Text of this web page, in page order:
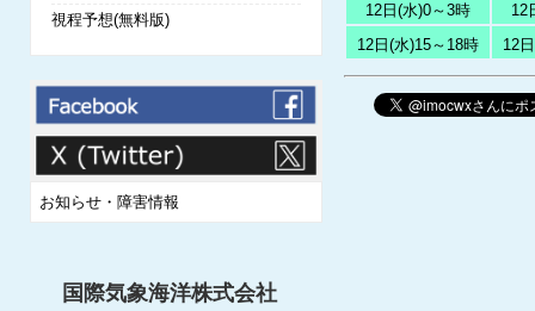
12日(水)0～3時
12
12日(水)15～18時
12
視程予想(無料版)
お知らせ・障害情報
国際気象海洋株式会社